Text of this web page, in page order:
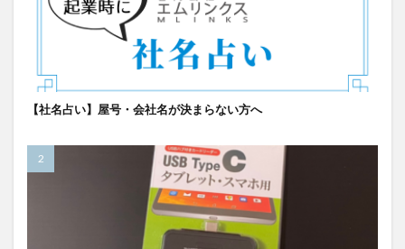
【社名占い】屋号・会社名が決まらない方へ